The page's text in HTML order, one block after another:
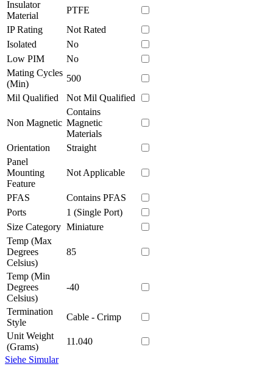
Insulator
Material
PTFE
IP Rating
Not Rated
Isolated
No
Low PIM
No
Mating Cycles
(Min)
500
Mil Qualified
Not Mil Qualified
Non Magnetic
Contains
Magnetic
Materials
Orientation
Straight
Panel
Mounting
Feature
Not Applicable
PFAS
Contains PFAS
Ports
1 (Single Port)
Size Category Miniature
Temp (Max
Degrees
Celsius)
85
Temp (Min
Degrees
Celsius)
-40
Termination
Style
Cable - Crimp
Unit Weight
(Grams)
11.040
Siehe Simular